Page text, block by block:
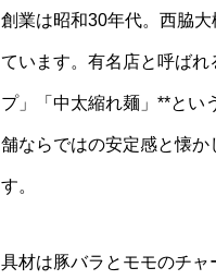
創業は昭和30年代。西脇
ています。有名店と呼ば
プ」「中太縮れ麺」**とい
舗ならではの安定感と懐
す。
具材は豚バラとモモのチ